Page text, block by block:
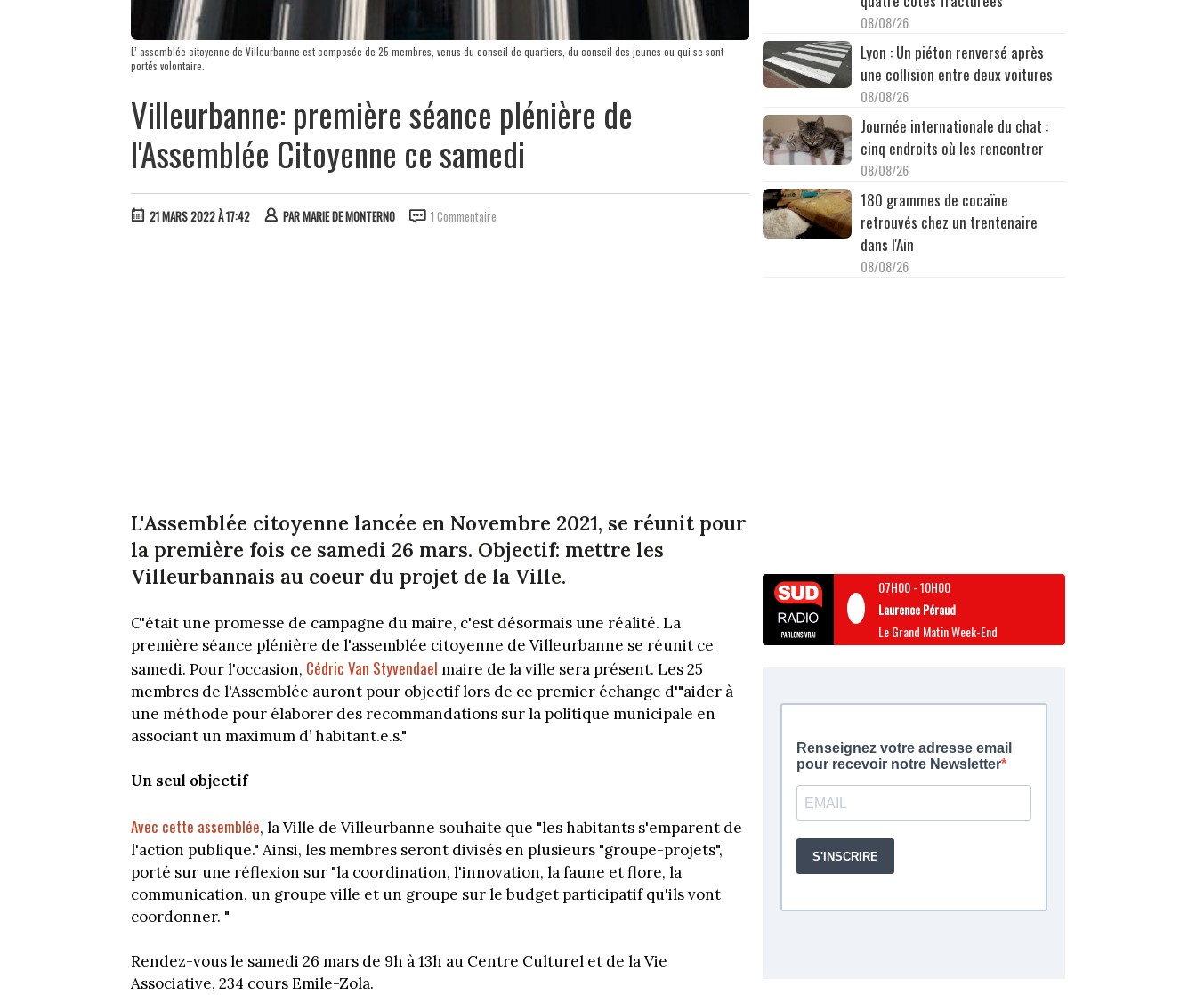
L’ assemblée citoyenne de Villeurbanne est composée de 25 membres, venus du conseil de quartiers, du conseil des jeunes ou qui se sont
portés volontaire.
Villeurbanne: première séance plénière de
l'Assemblée Citoyenne ce samedi
21 MARS 2022 À 17:42 PARMARIE DE MONTERNO 1 Commentaire
L'Assemblée citoyenne lancée en Novembre 2021, se réunit pour
la première fois ce samedi 26 mars. Objectif: mettre les
Villeurbannais au coeur du projet de la Ville.
C'était une promesse de campagne du maire, c'est désormais une réalité. La
première séance plénière de l'assemblée citoyenne de Villeurbanne se réunit ce
samedi. Pour l'occasion, Cédric Van Styvendael maire de la ville sera présent. Les 25
membres de l'Assemblée auront pour objectif lors de ce premier échange d'"aider à
une méthode pour élaborer des recommandations sur la politique municipale en
associant un maximum d’ habitant.e.s."
Un seul objectif
Avec cette assemblée, la Ville de Villeurbanne souhaite que "les habitants s'emparent de
l'action publique." Ainsi, les membres seront divisés en plusieurs "groupe-projets",
porté sur une réflexion sur "la coordination, l'innovation, la faune et flore, la
communication, un groupe ville et un groupe sur le budget participatif qu'ils vont
coordonner. "
Rendez-vous le samedi 26 mars de 9h à 13h au Centre Culturel et de la Vie
Associative, 234 cours Emile-Zola.
08/08/26
Lyon : Un piéton renversé après
une collision entre deux voitures
08/08/26
Journée internationale du chat :
cinq endroits où les rencontrer
08/08/26
180 grammes de cocaïne
retrouvés chez un trentenaire
dans l'Ain
08/08/26
07H00-10H00
Laurence Péraud
Le Grand Matin Week-End